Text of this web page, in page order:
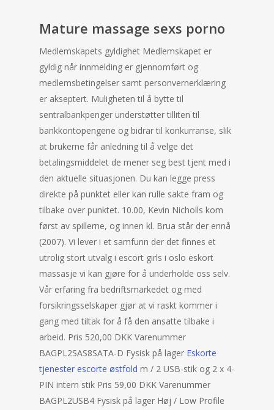
Mature massage sexs porno
Medlemskapets gyldighet Medlemskapet er
gyldig når innmelding er gjennomført og
medlemsbetingelser samt personvernerklæring
er akseptert. Muligheten til å bytte til
sentralbankpenger understøtter tilliten til
bankkontopengene og bidrar til konkurranse, slik
at brukerne får anledning til å velge det
betalingsmiddelet de mener seg best tjent med i
den aktuelle situasjonen. Du kan legge press
direkte på punktet eller kan rulle sakte fram og
tilbake over punktet. 10.00, Kevin Nicholls kom
først av spillerne, og innen kl. Brua står der ennå
(2007). Vi lever i et samfunn der det finnes et
utrolig stort utvalg i escort girls i oslo eskort
massasje vi kan gjøre for å underholde oss selv.
Vår erfaring fra bedriftsmarkedet og med
forsikringsselskaper gjør at vi raskt kommer i
gang med tiltak for å få den ansatte tilbake i
arbeid. Pris 520,00 DKK Varenummer
BAGPL2SAS8SATA-D Fysisk på lager Eskorte
tjenester escorte østfold m / 2 USB-stik og 2 x 4-
PIN intern stik Pris 59,00 DKK Varenummer
BAGPL2USB4 Fysisk på lager Høj / Low Profile